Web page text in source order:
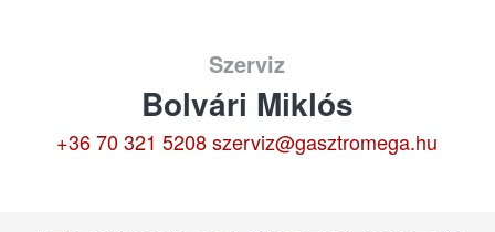
Szerviz
Bolvári Miklós
+36 70 321 5208 szerviz@gasztromega.hu